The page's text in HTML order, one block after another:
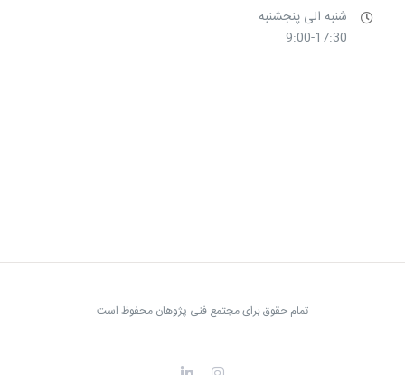
شنبه الی پنجشنبه
9:00-17:30
تمام حقوق برای مجتمع فنی پژوهان محفوظ است